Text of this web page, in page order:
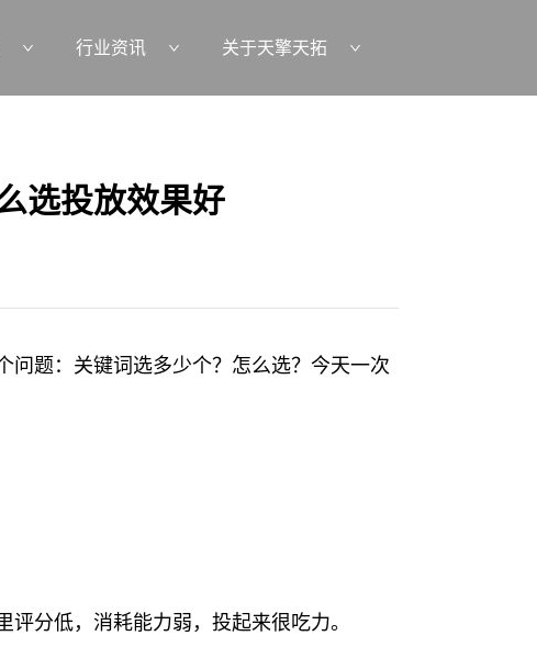
行业资讯 关于天擎天拓
选投放效果好
问题：关键词选多少个？怎么选？今天一次
分低，消耗能力弱，投起来很吃力。